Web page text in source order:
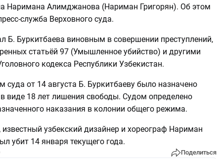
Наримана Алимджанова (Нариман Григорян). Об этом
служба Верховного суда.
Б. Буркитбаева виновным в совершении преступлений,
статьёй 97 (Умышленное убийство) и другими
кодекса Республики Узбекистан.
суда от 14 августа Б. Буркитбаеву было назначено
виде 18 лет лишения свободы. Судом определено
наказания в колонии общего режима.
, известный узбекский дизайнер и хореограф Нариман
убит 14 января текущего года.
Поделиться